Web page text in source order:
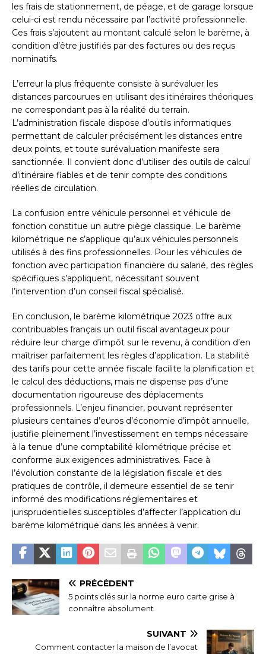
les frais de stationnement, de péage, et de garage lorsque
celui-ci est rendu nécessaire par l’activité professionnelle.
Ces frais s’ajoutent au montant calculé selon le barème, à
condition d’être justifiés par des factures ou des reçus
nominatifs.
L’erreur la plus fréquente consiste à surévaluer les
distances parcourues en utilisant des itinéraires théoriques
ne correspondant pas à la réalité du terrain.
L’administration fiscale dispose d’outils informatiques
permettant de calculer précisément les distances entre
deux points, et toute surévaluation manifeste sera
sanctionnée. Il convient donc d’utiliser des outils de calcul
d’itinéraire fiables et de tenir compte des conditions
réelles de circulation.
La confusion entre véhicule personnel et véhicule de
fonction constitue un autre piège classique. Le barème
kilométrique ne s’applique qu’aux véhicules personnels
utilisés à des fins professionnelles. Pour les véhicules de
fonction avec participation financière du salarié, des règles
spécifiques s’appliquent, nécessitant souvent
l’intervention d’un conseil fiscal spécialisé.
En conclusion, le barème kilométrique 2023 offre aux
contribuables français un outil fiscal avantageux pour
réduire leur charge d’impôt sur le revenu, à condition d’en
maîtriser parfaitement les règles d’application. La stabilité
des tarifs pour cette année fiscale facilite la planification et
le calcul des déductions, mais ne dispense pas d’une
documentation rigoureuse des déplacements
professionnels. L’enjeu financier, pouvant représenter
plusieurs centaines d’euros d’économie d’impôt annuelle,
justifie pleinement l’investissement en temps nécessaire
à la tenue d’une comptabilité kilométrique précise et
conforme aux exigences administratives. Face à
l’évolution constante de la législation fiscale et des
pratiques de contrôle, il demeure essentiel de se tenir
informé des modifications réglementaires et
jurisprudentielles susceptibles d’affecter l’application du
barème kilométrique dans les années à venir.
PRÉCÉDENT
5 points clés sur la norme euro carte grise à
connaître absolument
SUIVANT
Comment contacter la maison de l’avocat